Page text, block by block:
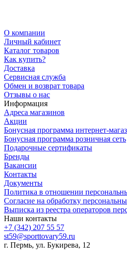
О компании
Личный кабинет
Каталог товаров
Как купить?
Доставка
Сервисная служба
Обмен и возврат товара
Отзывы о нас
Информация
Адреса магазинов
Акции
Бонусная программа интернет-
Бонусная программа розничная сеть
Подарочные сертификаты
Бренды
Вакансии
Контакты
Документы
Политика в отношении
Согласие на обработку
Выписка из реестра операторов
Наши контакты
+7 (342) 207 55 57
st59@sporttovary59.ru
г. Пермь, ул. Букирева, 12